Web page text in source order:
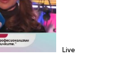
Live